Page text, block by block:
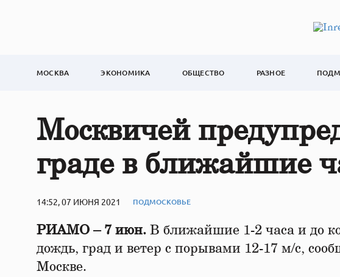
МОСКВА ЭКОНОМИКА ОБЩЕСТВО РАЗНОЕ
Москвичей
граде в ближайшие
14:52, 07 ИЮНЯ 2021 ПОДМОСКОВЬЕ
РИАМО – 7 июн. В ближайшие 1-2 часа и до
дождь, град и ветер с порывами 12-17 м/с,
Москве.